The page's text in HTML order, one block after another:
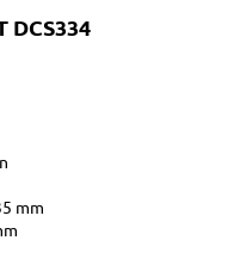
DCS334
mm